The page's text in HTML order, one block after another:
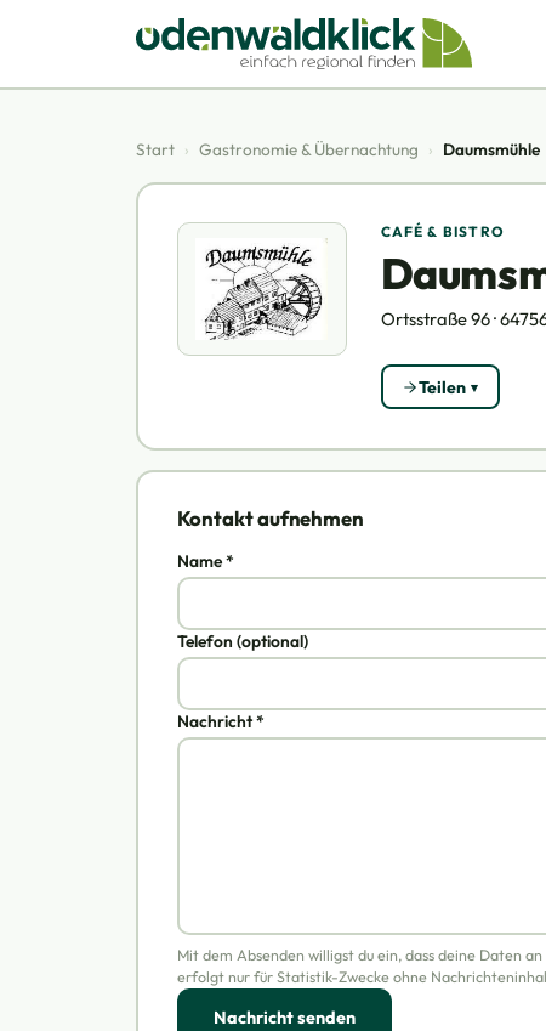
Start › Gastronomie & Übernachtung › Daumsmühle
CAFÉ & BISTRO
Ortsstraße 96 ·
Teilen
Kontakt aufnehmen
Name *
Telefon (optional)
Nachricht *
Mit dem Absenden willigst du ein, dass deine Daten
erfolgt nur für Statistik-Zwecke ohne
Nachricht senden